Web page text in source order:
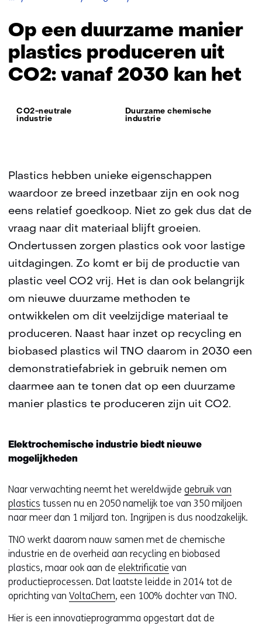
manier
produceren
uit
CO2:
2030
kan
Op een duurzame manier
plastics produceren uit
CO2: vanaf 2030 kan het
Thema:
CO2-neutrale
industrie
Duurzame chemische
industrie
Plastics hebben unieke eigenschappen
waardoor ze breed inzetbaar zijn en ook nog
eens relatief goedkoop. Niet zo gek dus dat de
vraag naar dit materiaal blijft groeien.
Ondertussen zorgen plastics ook voor lastige
uitdagingen. Zo komt er bij de productie van
plastic veel CO2 vrij. Het is dan ook belangrijk
om nieuwe duurzame methoden te
ontwikkelen om dit veelzijdige materiaal te
produceren. Naast haar inzet op recycling en
biobased plastics wil TNO daarom in 2030 een
demonstratiefabriek in gebruik nemen om
daarmee aan te tonen dat op een duurzame
manier plastics te produceren zijn uit CO2.
Elektrochemische industrie biedt nieuwe
mogelijkheden
Naar verwachting neemt het wereldwijde gebruik van
plastics tussen nu en 2050 namelijk toe van 350 miljoen
naar meer dan 1 miljard ton. Ingrijpen is dus noodzakelijk.
TNO werkt daarom nauw samen met de chemische
industrie en de overheid aan recycling en biobased
plastics, maar ook aan de elektrificatie van
productieprocessen. Dat laatste leidde in 2014 tot de
oprichting van VoltaChem, een 100% dochter van TNO.
Hier is een innovatieprogramma opgestart dat de